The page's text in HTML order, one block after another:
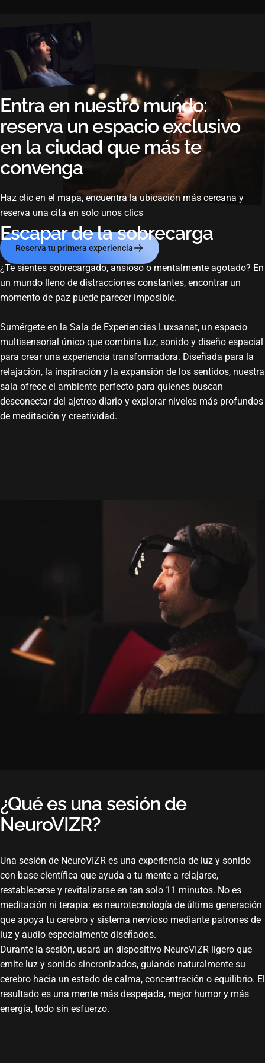
Entra en nuestro mundo:
reserva un espacio exclusivo
en la ciudad que máste
convenga
Haz clic en el mapa, encuentra la ubicación más cercana y
reserva una cita en solo unos clics
Reserva tu primera experiencia
Escapar de la sobrecarga
¿Te sientes sobrecargado, ansioso o mentalmente agotado? En
un mundo lleno de distracciones constantes, encontrar un
momento de paz puede parecer imposible.
Sumérgete en la Sala de Experiencias Luxsanat, un espacio
multisensorial único que combina luz, sonido y diseño espacial
para crear una experiencia transformadora. Diseñada para la
relajación, la inspiración y la expansión de los sentidos, nuestra
sala ofrece el ambiente perfecto para quienes buscan
desconectar del ajetreo diario y explorar niveles más profundos
de meditación y creatividad.
¿Qué es una sesión de
NeuroVIZR?
Una sesión de NeuroVIZR es una experiencia de luz y sonido
con base científica que ayuda a tu mente a relajarse,
restablecerse y revitalizarse en tan solo 11 minutos. No es
meditación ni terapia: es neurotecnología de última generación
que apoya tu cerebro y sistema nervioso mediante patrones de
luz y audio especialmente diseñados.
Durante la sesión, usará un dispositivo NeuroVIZR ligero que
emite luz y sonido sincronizados, guiando naturalmente su
cerebro hacia un estado de calma, concentración o equilibrio. El
resultado es una mente más despejada, mejor humor y más
energía, todo sin esfuerzo.